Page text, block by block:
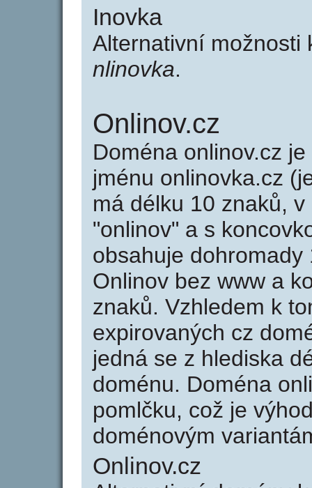
Inovka
Alternativní
nlinovka.
Onlinov.cz
Doména onlinov.cz
jménu onlinovka.cz
má délku 10 znaků,
"onlinov" a s
obsahuje
Onlinov bez www a
znaků. Vzhledem k
expirovaných cz
jedná se z hlediska
doménu. Doména
pomlčku, což je
doménovým
Onlinov.cz